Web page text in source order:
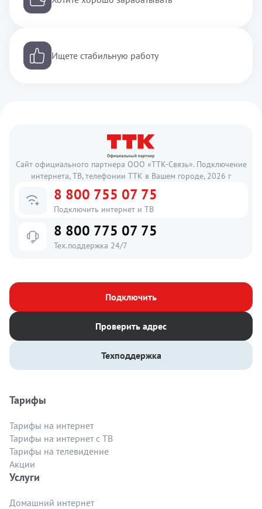
Ищете стабильную работу
Сайт официального партнера ООО «ТТК-Связь». Подключение
интернета, ТВ, телефонии ТТК в Вашем городе, 2026 г
8 800 755 07 75
Подключить интернет и ТВ
8 800 775 07 75
Тех.поддержка 24/7
Подключить
Проверить адрес
Техподдержка
Тарифы
Тарифы на интернет
Тарифы на интернет с ТВ
Тарифы на телевидение
Акции
Услуги
Домашний интернет